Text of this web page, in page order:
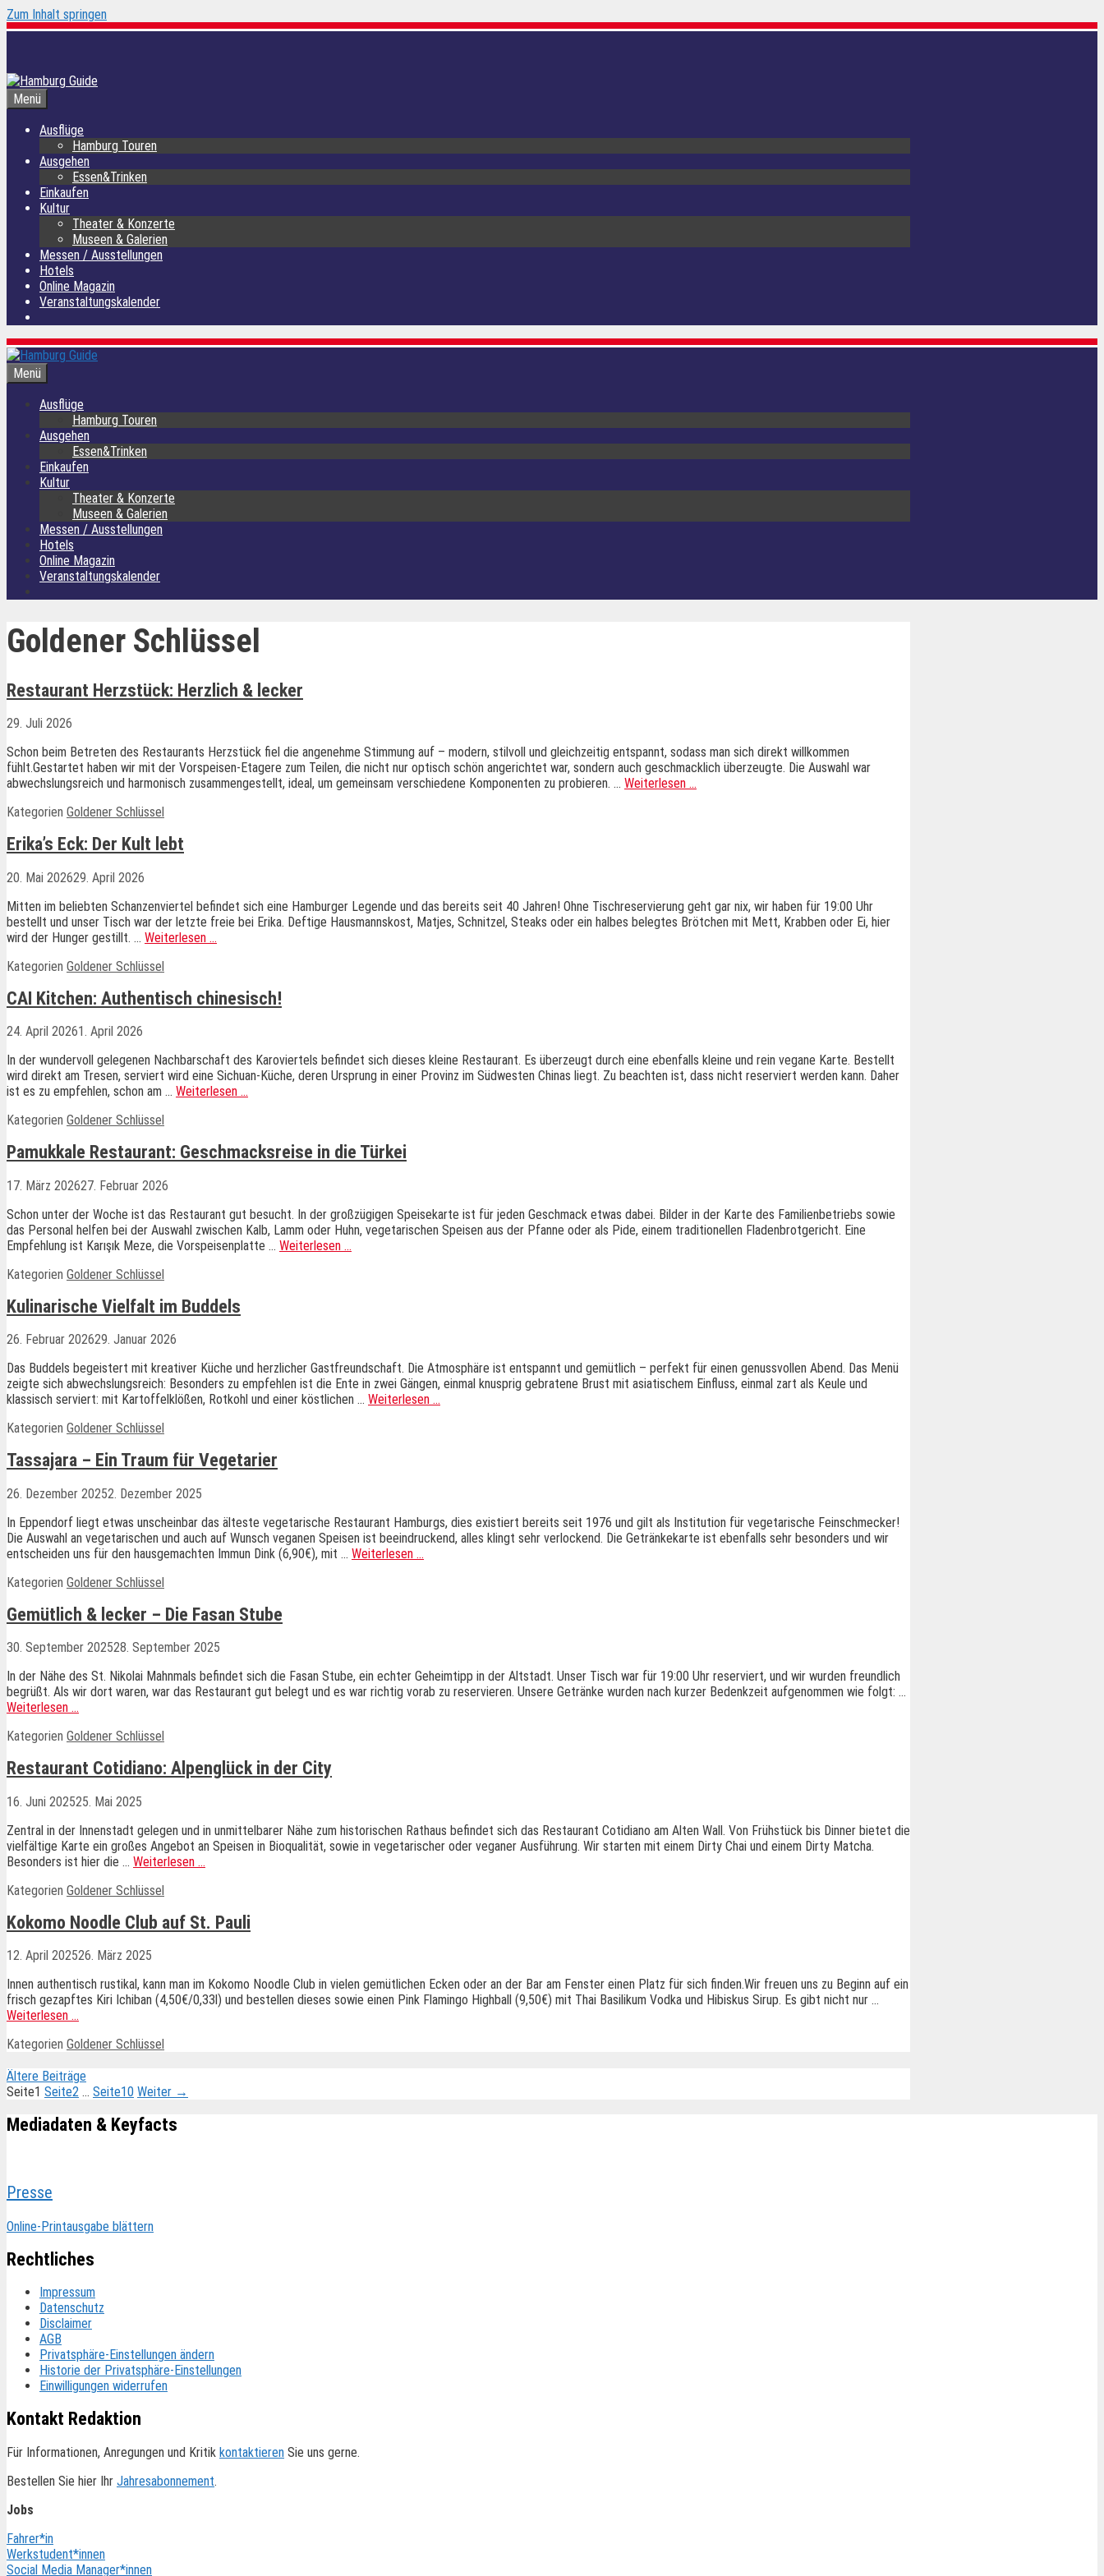
Zum Inhalt springen
Menü
Ausflüge
Hamburg Touren
Ausgehen
Essen&Trinken
Einkaufen
Kultur
Theater & Konzerte
Museen & Galerien
Messen / Ausstellungen
Hotels
Online Magazin
Veranstaltungskalender
Menü
Ausflüge
Hamburg Touren
Ausgehen
Essen&Trinken
Einkaufen
Kultur
Theater & Konzerte
Museen & Galerien
Messen / Ausstellungen
Hotels
Online Magazin
Veranstaltungskalender
Goldener Schlüssel
Restaurant Herzstück: Herzlich & lecker
29. Juli 2026
Schon beim Betreten des Restaurants Herzstück fiel die angenehme Stimmung auf – modern, stilvoll und gleichzeitig entspannt, sodass man sich direkt willkommen
fühlt.Gestartet haben wir mit der Vorspeisen-Etagere zum Teilen, die nicht nur optisch schön angerichtet war, sondern auch geschmacklich überzeugte. Die Auswahl war
abwechslungsreich und harmonisch zusammengestellt, ideal, um gemeinsam verschiedene Komponenten zu probieren. … Weiterlesen …
Kategorien Goldener Schlüssel
Erika’s Eck: Der Kult lebt
20. Mai 202629. April 2026
Mitten im beliebten Schanzenviertel befindet sich eine Hamburger Legende und das bereits seit 40 Jahren! Ohne Tischreservierung geht gar nix, wir haben für 19:00 Uhr
bestellt und unser Tisch war der letzte freie bei Erika. Deftige Hausmannskost, Matjes, Schnitzel, Steaks oder ein halbes belegtes Brötchen mit Mett, Krabben oder Ei, hier
wird der Hunger gestillt. … Weiterlesen …
Kategorien Goldener Schlüssel
CAI Kitchen: Authentisch chinesisch!
24. April 20261. April 2026
In der wundervoll gelegenen Nachbarschaft des Karoviertels befindet sich dieses kleine Restaurant. Es überzeugt durch eine ebenfalls kleine und rein vegane Karte. Bestellt
wird direkt am Tresen, serviert wird eine Sichuan-Küche, deren Ursprung in einer Provinz im Südwesten Chinas liegt. Zu beachten ist, dass nicht reserviert werden kann. Daher
ist es zu empfehlen, schon am … Weiterlesen …
Kategorien Goldener Schlüssel
Pamukkale Restaurant: Geschmacksreise in die Türkei
17. März 202627. Februar 2026
Schon unter der Woche ist das Restaurant gut besucht. In der großzügigen Speisekarte ist für jeden Geschmack etwas dabei. Bilder in der Karte des Familienbetriebs sowie
das Personal helfen bei der Auswahl zwischen Kalb, Lamm oder Huhn, vegetarischen Speisen aus der Pfanne oder als Pide, einem traditionellen Fladenbrotgericht. Eine
Empfehlung ist Karışık Meze, die Vorspeisenplatte … Weiterlesen …
Kategorien Goldener Schlüssel
Kulinarische Vielfalt im Buddels
26. Februar 202629. Januar 2026
Das Buddels begeistert mit kreativer Küche und herzlicher Gastfreundschaft. Die Atmosphäre ist entspannt und gemütlich – perfekt für einen genussvollen Abend. Das Menü
zeigte sich abwechslungsreich: Besonders zu empfehlen ist die Ente in zwei Gängen, einmal knusprig gebratene Brust mit asiatischem Einfluss, einmal zart als Keule und
klassisch serviert: mit Kartoffelklößen, Rotkohl und einer köstlichen … Weiterlesen …
Kategorien Goldener Schlüssel
Tassajara – Ein Traum für Vegetarier
26. Dezember 20252. Dezember 2025
In Eppendorf liegt etwas unscheinbar das älteste vegetarische Restaurant Hamburgs, dies existiert bereits seit 1976 und gilt als Institution für vegetarische Feinschmecker!
Die Auswahl an vegetarischen und auch auf Wunsch veganen Speisen ist beeindruckend, alles klingt sehr verlockend. Die Getränkekarte ist ebenfalls sehr besonders und wir
entscheiden uns für den hausgemachten Immun Dink (6,90€), mit … Weiterlesen …
Kategorien Goldener Schlüssel
Gemütlich & lecker – Die Fasan Stube
30. September 202528. September 2025
In der Nähe des St. Nikolai Mahnmals befindet sich die Fasan Stube, ein echter Geheimtipp in der Altstadt. Unser Tisch war für 19:00 Uhr reserviert, und wir wurden freundlich
begrüßt. Als wir dort waren, war das Restaurant gut belegt und es war richtig vorab zu reservieren. Unsere Getränke wurden nach kurzer Bedenkzeit aufgenommen wie folgt: …
Weiterlesen …
Kategorien Goldener Schlüssel
Restaurant Cotidiano: Alpenglück in der City
16. Juni 202525. Mai 2025
Zentral in der Innenstadt gelegen und in unmittelbarer Nähe zum historischen Rathaus befindet sich das Restaurant Cotidiano am Alten Wall. Von Frühstück bis Dinner bietet die
vielfältige Karte ein großes Angebot an Speisen in Bioqualität, sowie in vegetarischer oder veganer Ausführung. Wir starten mit einem Dirty Chai und einem Dirty Matcha.
Besonders ist hier die … Weiterlesen …
Kategorien Goldener Schlüssel
Kokomo Noodle Club auf St. Pauli
12. April 202526. März 2025
Innen authentisch rustikal, kann man im Kokomo Noodle Club in vielen gemütlichen Ecken oder an der Bar am Fenster einen Platz für sich finden.Wir freuen uns zu Beginn auf ein
frisch gezapftes Kiri Ichiban (4,50€/0,33l) und bestellen dieses sowie einen Pink Flamingo Highball (9,50€) mit Thai Basilikum Vodka und Hibiskus Sirup. Es gibt nicht nur …
Weiterlesen …
Kategorien Goldener Schlüssel
Ältere Beiträge
Seite1 Seite2 … Seite10 Weiter →
Mediadaten & Keyfacts
Presse
Online-Printausgabe blättern
Rechtliches
Impressum
Datenschutz
Disclaimer
AGB
Privatsphäre-Einstellungen ändern
Historie der Privatsphäre-Einstellungen
Einwilligungen widerrufen
Kontakt Redaktion
Für Informationen, Anregungen und Kritik kontaktieren Sie uns gerne.
Bestellen Sie hier Ihr Jahresabonnement.
Jobs
Fahrer*in
Werkstudent*innen
Social Media Manager*innen